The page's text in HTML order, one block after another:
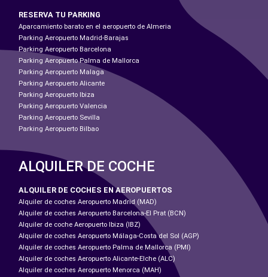
RESERVA TU PARKING
Aparcamiento barato en el aeropuerto de Almeria
Parking Aeropuerto Madrid-Barajas
Parking Aeropuerto Barcelona
Parking Aeropuerto Palma de Mallorca
Parking Aeropuerto Malaga
Parking Aeropuerto Alicante
Parking Aeropuerto Ibiza
Parking Aeropuerto Valencia
Parking Aeropuerto Sevilla
Parking Aeropuerto Bilbao
ALQUILER DE COCHE
ALQUILER DE COCHES EN AEROPUERTOS
Alquiler de coches Aeropuerto Madrid (MAD)
Alquiler de coches Aeropuerto Barcelona-El Prat (BCN)
Alquiler de coche Aeropuerto Ibiza (IBZ)
Alquiler de coches Aeropuerto Málaga-Costa del Sol (AGP)
Alquiler de coches Aeropuerto Palma de Mallorca (PMI)
Alquiler de coches Aeropuerto Alicante-Elche (ALC)
Alquiler de coches Aeropuerto Menorca (MAH)